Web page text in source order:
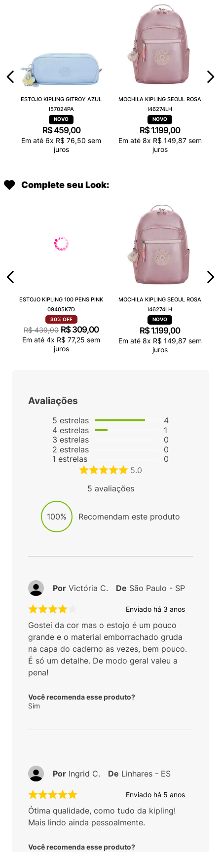
ESTOJO KIPLING GITROY AZUL
I57024PA
R$459,00
Em até 6x R$ 76,50 sem
juros
MOCHILA KIPLING SEOUL ROSA
I46274LH
R$ 1.199,00
Em até 8x R$ 149,87sem
juros
Complete seu Look:
ESTOJO KIPLING 100 PENS PINK
09405K7D
30% OFF
R$ 439,00 R$ 309,00
Em até 4x R$ 77,25 sem
juros
MOCHILA KIPLING SEOUL ROSA
I46274LH
R$ 1.199,00
Em até 8x R$ 149,87sem
juros
Avaliações
5 estrelas
4 estrelas
3 estrelas
2 estrelas
1 estrelas
4
1
0
0
0
5.0
5 avaliações
100% Recomendam este produto
Enviado há 3 anos
Gostei da cor mas o estojo é um pouco
grande e o material emborrachado gruda
na capa do caderno as vezes, bem pouco.
É só um detalhe. De modo geral valeu a
pena!
Você recomenda esse produto?
Sim
Por Victória C. De São Paulo - SP
Enviado há 5 anos
Ótima qualidade, como tudo da kipling!
Mais lindo ainda pessoalmente.
Você recomenda esse produto?
Por Ingrid C. De Linhares - ES